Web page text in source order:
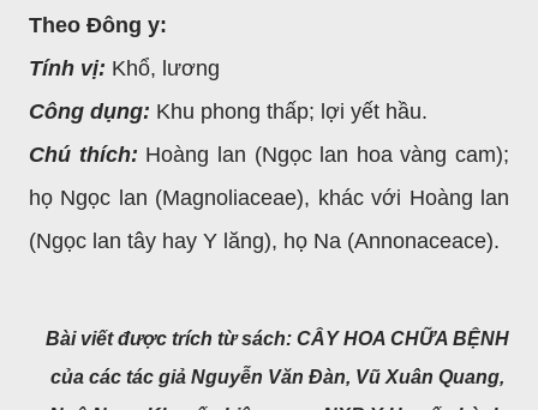
Theo Đông y:
Tính vị: Khổ, lương
Công dụng: Khu phong thấp; lợi yết hầu.
Chú thích: Hoàng lan (Ngọc lan hoa vàng cam);
họ Ngọc lan (Magnoliaceae), khác với Hoàng lan
(Ngọc lan tây hay Y lăng), họ Na (Annonaceace).
Bài viết được trích từ sách: CÂY HOA CHỮA BỆNH
của các tác giả Nguyễn Văn Đàn, Vũ Xuân Quang,